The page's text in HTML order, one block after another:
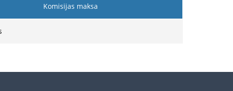
Komisijas maksa